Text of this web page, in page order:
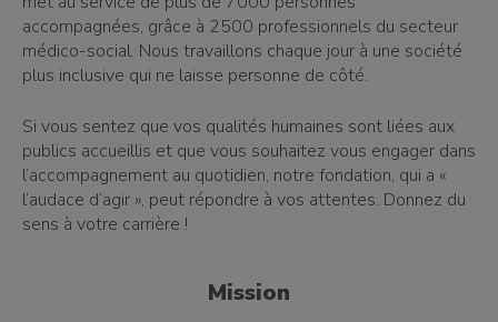
accompagnées, grâce à 2500 professionnels du secteur
médico-social. Nous travaillons chaque jour à une société
plus inclusive qui ne laisse personne de côté.
Si vous sentez que vos qualités humaines sont liées aux
publics accueillis et que vous souhaitez vous engager dans
l’accompagnement au quotidien, notre fondation, qui a «
l’audace d’agir », peut répondre à vos attentes. Donnez du
sens à votre carrière !
Mission